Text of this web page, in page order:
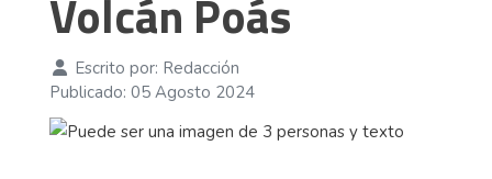
Volcán Poás
Escrito por: Redacción
Publicado: 05 Agosto 2024